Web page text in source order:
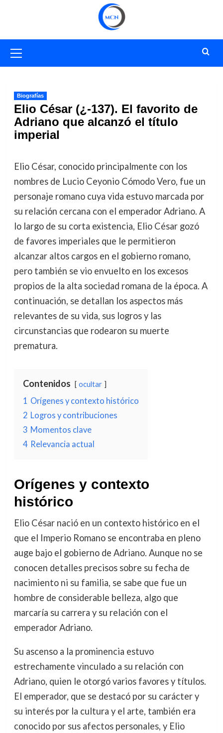
primario
Biografías
Elio César (¿-137). El favorito de
Adriano que alcanzó el título
imperial
Elio César, conocido principalmente con los
nombres de Lucio Ceyonio Cómodo Vero, fue un
personaje romano cuya vida estuvo marcada por
su relación cercana con el emperador Adriano. A
lo largo de su corta existencia, Elio César gozó
de favores imperiales que le permitieron
alcanzar altos cargos en el gobierno romano,
pero también se vio envuelto en los excesos
propios de la alta sociedad romana de la época. A
continuación, se detallan los aspectos más
relevantes de su vida, sus logros y las
circunstancias que rodearon su muerte
prematura.
Contenidos ocultar
1 Orígenes y contexto histórico
2 Logros y contribuciones
3 Momentos clave
4 Relevancia actual
Orígenes y contexto
histórico
Elio César nació en un contexto histórico en el
que el Imperio Romano se encontraba en pleno
auge bajo el gobierno de Adriano. Aunque no se
conocen detalles precisos sobre su fecha de
nacimiento ni su familia, se sabe que fue un
hombre de considerable belleza, algo que
marcaría su carrera y su relación con el
emperador Adriano.
Su ascenso a la prominencia estuvo
estrechamente vinculado a su relación con
Adriano, quien le otorgó varios favores y títulos.
El emperador, que se destacó por su carácter y
su interés por la cultura y el arte, también era
conocido por sus afectos personales, y Elio